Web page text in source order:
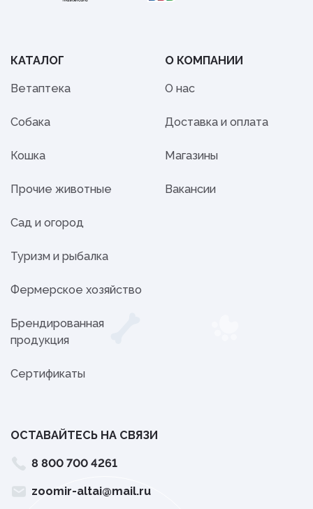
КАТАЛОГ
Ветаптека
Собака
Кошка
Прочие животные
Сад и огород
Туризм и рыбалка
Фермерское хозяйство
Брендированная
продукция
Сертификаты
О КОМПАНИИ
О нас
Доставка и оплата
Магазины
Вакансии
ОСТАВАЙТЕСЬ НА СВЯЗИ
8 800 700 4261
zoomir-altai@mail.ru